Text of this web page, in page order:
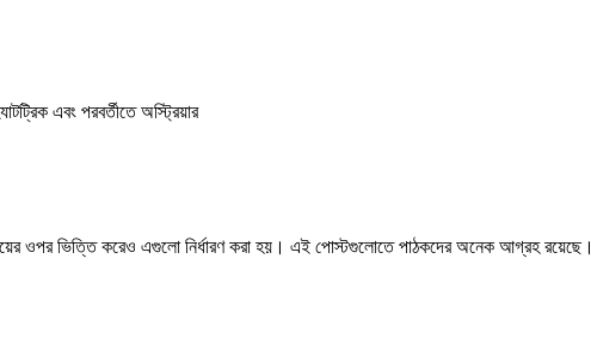
এবং পরবর্তীতে অস্ট্রিয়ার
ওপর ভিত্তি করেও এগুলো নির্ধারণ করা হয়। এই পোস্টগুলোতে পাঠকদের অনেক আগ্রহ রয়েছে।